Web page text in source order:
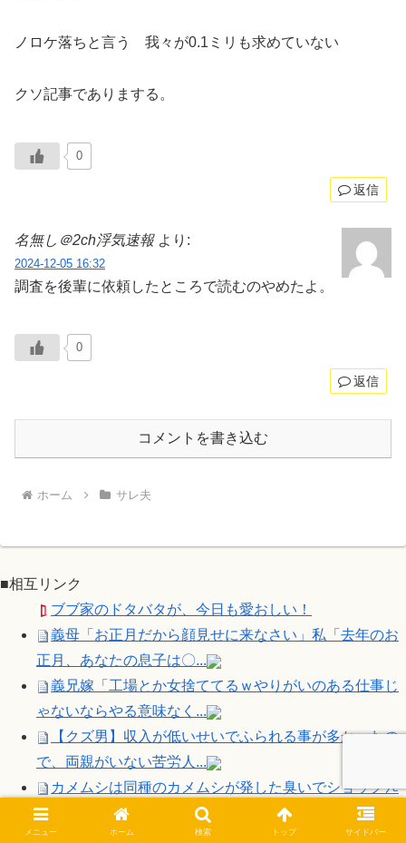
ノロケ落ちと言う 我々が0.1ミリも求めていない
クソ記事でありまする。
0
返信
名無し＠2ch浮気速報 より:
2024-12-05 16:32
調査を後輩に依頼したところで読むのやめたよ。
0
返信
コメントを書き込む
ホーム サレ夫
■相互リンク
ブブ家のドタバタが、今日も愛おしい！
義母「お正月だから顔見せに来なさい」私「去年のお
正月、あなたの息子は〇...
義兄嫁「工場とか女捨ててるｗやりがいのある仕事じ
ゃないならやる意味なく...
【クズ男】収入が低いせいでふられる事が多かったの
で、両親がいない苦労人...
カメムシは同種のカメムシが発した臭いでショックﾀﾋ
する事がある
イラスト・漫画関係の仕事してるんだけど、「拾い物
メニュー ホーム 検索 トップ サイドバー